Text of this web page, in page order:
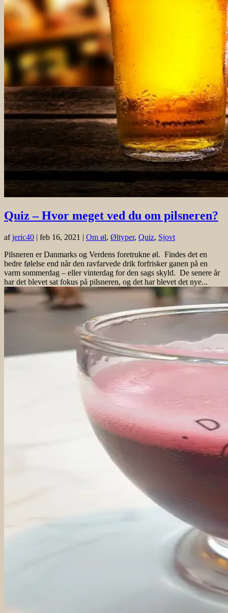
Quiz – Hvor meget ved du om pilsneren?
afjeric40 | feb 16, 2021 | Om øl, Øltyper, Quiz, Sjovt
Pilsneren er Danmarks og Verdens foretrukne øl. Findes det en
bedre følelse end når den ravfarvede drik forfrisker ganen på en
varm sommerdag – eller vinterdag for den sags skyld. De senere år
har det blevet sat fokus på pilsneren, og det har blevet det nye...